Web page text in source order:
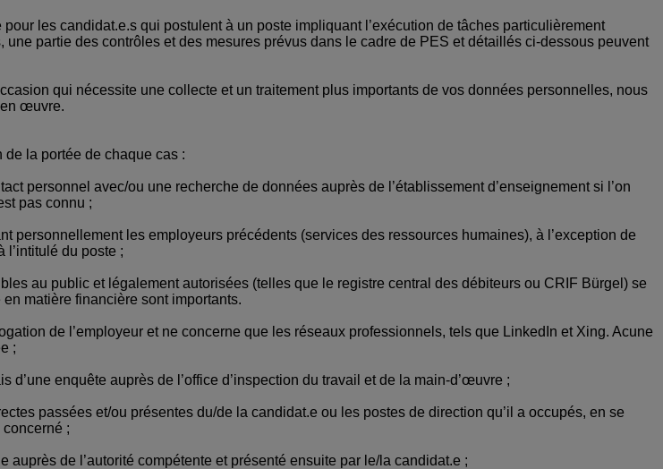
les candidat.e.s qui postulent à un poste impliquant l’exécution de tâches particulièrement
partie des contrôles et des mesures prévus dans le cadre de PES et détaillés ci-dessous peuvent
qui nécessite une collecte et un traitement plus importants de vos données personnelles, nous
en œuvre.
la portée de chaque cas :
personnel avec/ou une recherche de données auprès de l’établissement d’enseignement si l’on
pas connu ;
personnellement les employeurs précédents (services des ressources humaines), à l’exception de
l’intitulé du poste ;
au public et légalement autorisées (telles que le registre central des débiteurs ou CRIF Bürgel) se
matière financière sont importants.
de l’employeur et ne concerne que les réseaux professionnels, tels que LinkedIn et Xing. Acune
;
enquête auprès de l’office d’inspection du travail et de la main-d’œuvre ;
passées et/ou présentes du/de la candidat.e ou les postes de direction qu’il a occupés, en se
;
de l’autorité compétente et présenté ensuite par le/la candidat.e ;